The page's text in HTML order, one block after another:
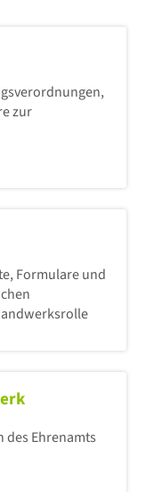
zur
Formulare und
Ehrenamts